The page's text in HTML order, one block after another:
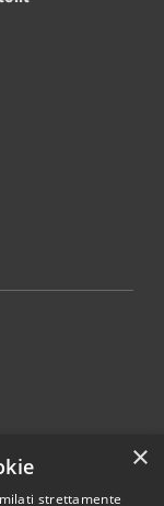
×
strettamente